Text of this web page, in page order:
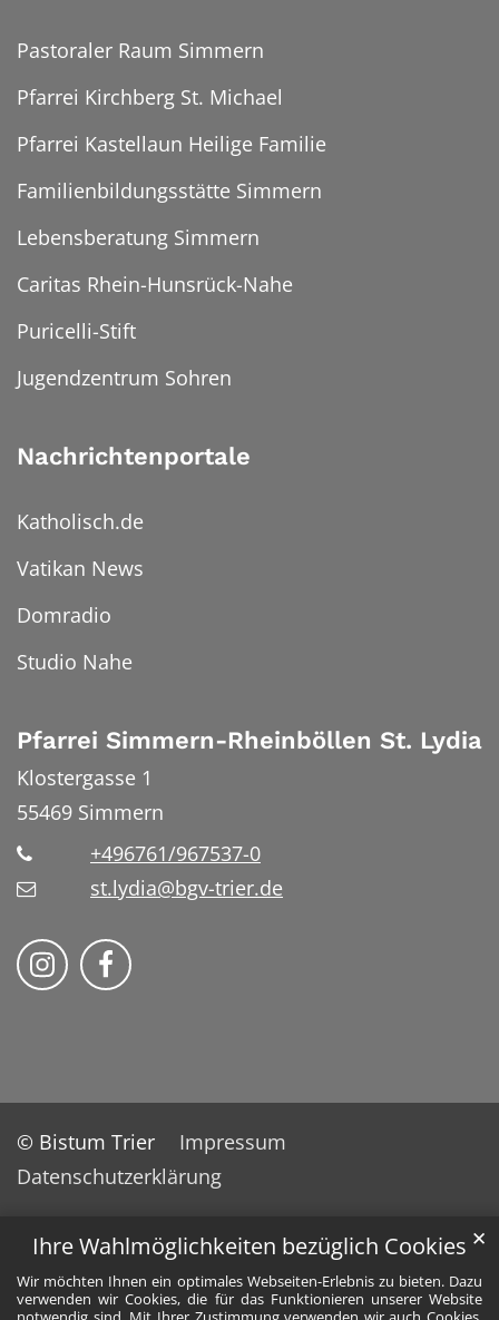
Ihre Wahlmöglichkeiten bezüglich Cookies
Wir möchten Ihnen ein optimales Webseiten-Erlebnis zu bieten. Dazu
verwenden wir Cookies, die für das Funktionieren unserer Website
✕
Pastoraler Raum Simmern
Pfarrei Kirchberg St. Michael
Pfarrei Kastellaun Heilige Familie
Familienbildungsstätte Simmern
Lebensberatung Simmern
Caritas Rhein-Hunsrück-Nahe
Puricelli-Stift
Jugendzentrum Sohren
Nachrichtenportale
Katholisch.de
Vatikan News
Domradio
Studio Nahe
Pfarrei Simmern-Rheinböllen St. Lydia
Klostergasse 1
55469 Simmern
+496761/967537-0
st.lydia@bgv-trier.de
Wir auf Instragram
Wir auf Facebook
© Bistum Trier
Impressum
Datenschutzerklärung